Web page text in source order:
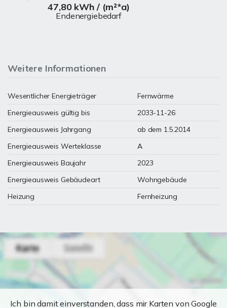
47,80 kWh / (m²*a)
Endenergiebedarf
Weitere Informationen
Wesentlicher Energieträger
Fernwärme
Energieausweis gültig bis
2033-11-26
Energieausweis Jahrgang
ab dem 1.5.2014
Energieausweis Werteklasse
A
Energieausweis Baujahr
2023
Energieausweis Gebäudeart
Wohngebäude
Heizung
Fernheizung
Ich bin damit einverstanden, dass mir Karten von Google